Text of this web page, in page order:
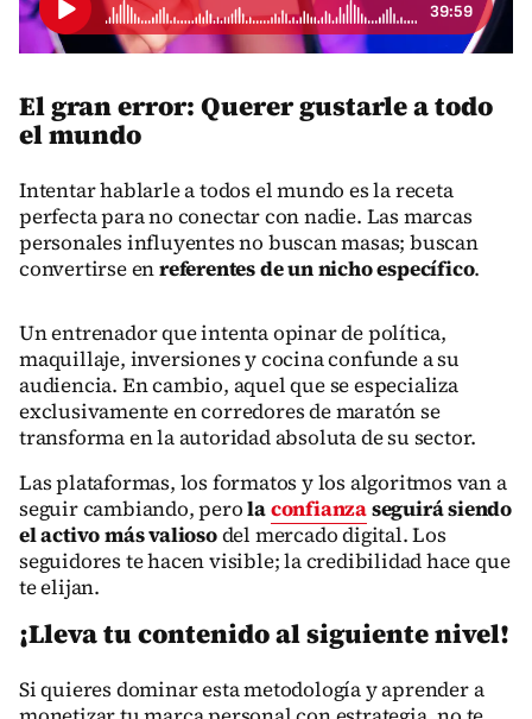
39:59
El gran error: Querer gustarle a todo
el mundo
Intentar hablarle a todos el mundo es la receta
perfecta para no conectar con nadie. Las marcas
personales influyentes no buscan masas; buscan
convertirse enreferentes de un nicho específico.
Un entrenador que intenta opinar de política,
maquillaje, inversiones y cocina confunde a su
audiencia. En cambio, aquel que se especializa
exclusivamente en corredores de maratón se
transforma en la autoridad absoluta de su sector.
Las plataformas, los formatos y los algoritmos van a
seguir cambiando, perolaconfianzaseguirá siendo
el activo más valiosodel mercado digital. Los
seguidores te hacen visible; la credibilidad hace que
te elijan.
¡Lleva tu contenido al siguiente nivel!
Si quieres dominar esta metodología y aprender a